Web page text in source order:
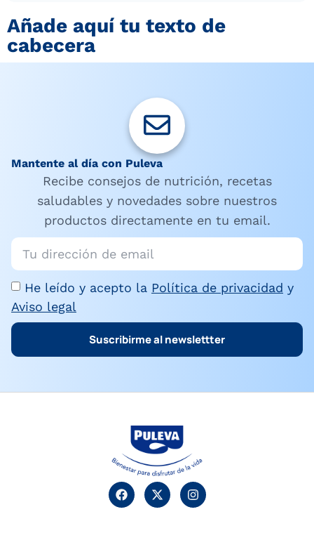
Añade aquí tu texto de
cabecera
Mantente al día con Puleva
Recibe consejos de nutrición, recetas
saludables y novedades sobre nuestros
productos directamente en tu email.
He leído y acepto la Política de privacidad y
Aviso legal
Suscribirme al newslettter